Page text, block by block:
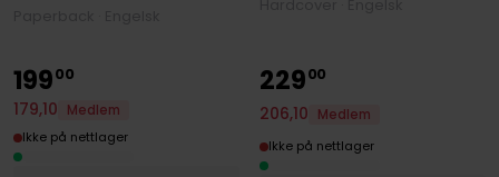
19900
179,10
Medlem
Ikke på nettlager
22900
206,10
Medlem
Ikke på nettlager